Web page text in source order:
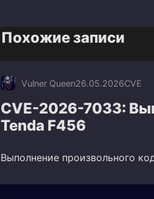
Похожие записи
Vulner Queen26.05.2026CVE
CVE-2026-7033:
Tenda F456
Выполнение произвольного